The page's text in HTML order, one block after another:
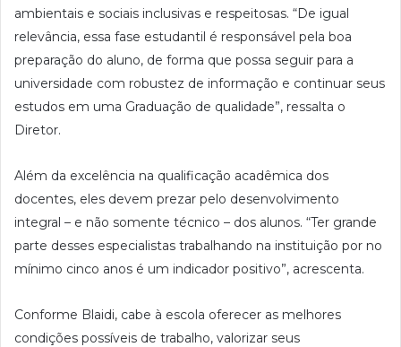
ambientais e sociais inclusivas e respeitosas. “De igual
relevância, essa fase estudantil é responsável pela boa
preparação do aluno, de forma que possa seguir para a
universidade com robustez de informação e continuar seus
estudos em uma Graduação de qualidade”, ressalta o
Diretor.
Além da excelência na qualificação acadêmica dos
docentes, eles devem prezar pelo desenvolvimento
integral – e não somente técnico – dos alunos. “Ter grande
parte desses especialistas trabalhando na instituição por no
mínimo cinco anos é um indicador positivo”, acrescenta.
Conforme Blaidi, cabe à escola oferecer as melhores
condições possíveis de trabalho, valorizar seus